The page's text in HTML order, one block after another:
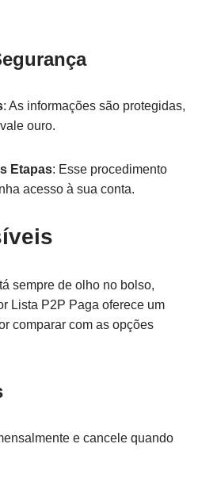
: As informações são protegidas,
ouro.
Etapas: Esse procedimento
acesso à sua conta.
sempre de olho no bolso,
Lista P2P Paga oferece um
comparar com as opções
e cancele quando